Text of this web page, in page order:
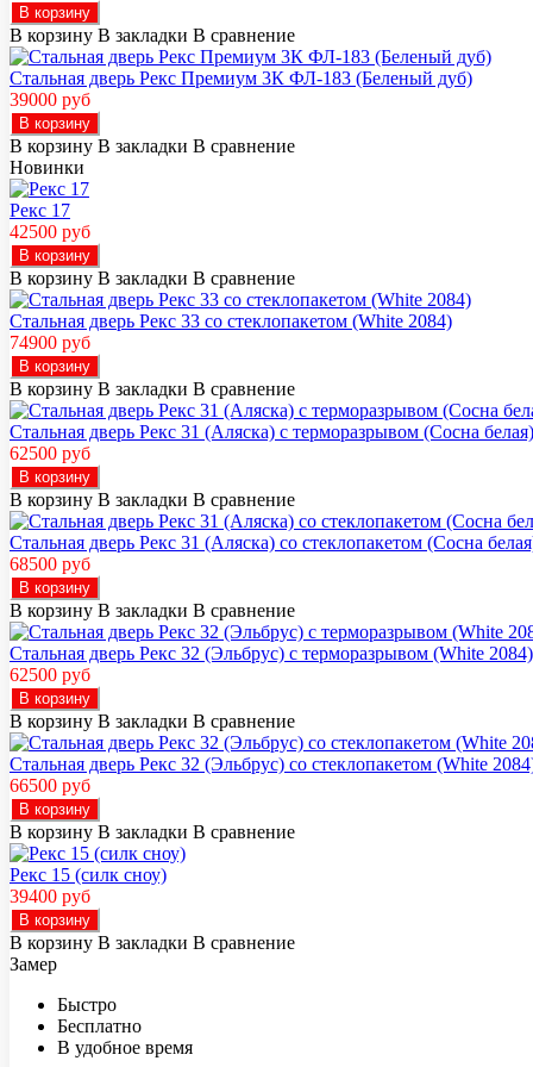
В корзину
В корзину В закладки В сравнение
Стальная дверь Рекс Премиум 3К ФЛ-183 (Беленый дуб)
39000 руб
В корзину
В корзину В закладки В сравнение
Новинки
Рекс 17
42500 руб
В корзину
В корзину В закладки В сравнение
Стальная дверь Рекс 33 со стеклопакетом (White 2084)
74900 руб
В корзину
В корзину В закладки В сравнение
Стальная дверь Рекс 31 (Аляска) с терморазрывом (Сосна белая)
62500 руб
В корзину
В корзину В закладки В сравнение
Стальная дверь Рекс 31 (Аляска) со стеклопакетом (Сосна
68500 руб
В корзину
В корзину В закладки В сравнение
Стальная дверь Рекс 32 (Эльбрус) с терморазрывом (White 2084)
62500 руб
В корзину
В корзину В закладки В сравнение
Стальная дверь Рекс 32 (Эльбрус) со стеклопакетом (White
66500 руб
В корзину
В корзину В закладки В сравнение
Рекс 15 (силк сноу)
39400 руб
В корзину
В корзину В закладки В сравнение
Замер
Быстро
Бесплатно
В удобное время